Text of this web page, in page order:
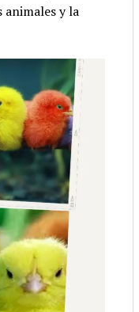
animales y la